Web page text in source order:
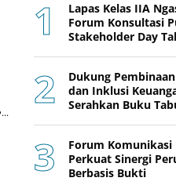
...
Lapas Kelas IIA
Forum Konsultasi
Stakeholder Day
Dukung
dan Inklusi
Serahkan Buku
Forum Komunikasi
Perkuat Sinergi
Berbasis Bukti